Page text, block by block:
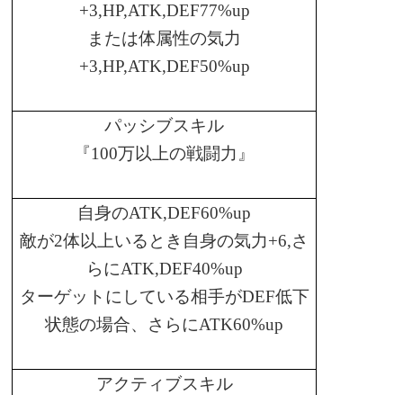
+3,HP,ATK,DEF77%up
または体属性の気力
+3,HP,ATK,DEF50%up
パッシブスキル
『100万以上の戦闘力』
自身のATK,DEF60%up
敵が2体以上いるとき自身の気力+6,さ
らにATK,DEF40%up
ターゲットにしている相手がDEF低下
状態の場合、さらにATK60%up
アクティブスキル